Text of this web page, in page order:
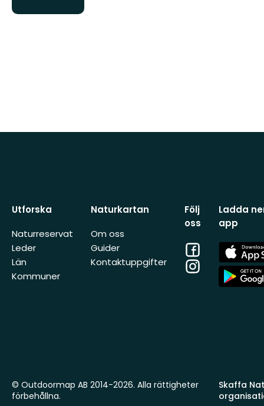
ng
Utforska
Naturreservat
Leder
Län
Kommuner
Naturkartan
Om oss
Guider
Kontaktuppgifter
Följ
oss
Facebook
Instagram
Ladda
app
App
Store
App
Store
Skaffa
© Outdoormap AB 2014-2026. Alla rättigheter
förbehållna.